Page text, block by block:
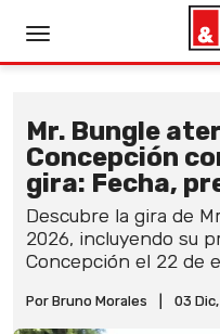
Mr. Bungle
Concepción
gira: Fecha,
Descubre la gira de
2026, incluyendo su
Concepción el 22 de
Por Bruno Morales 03